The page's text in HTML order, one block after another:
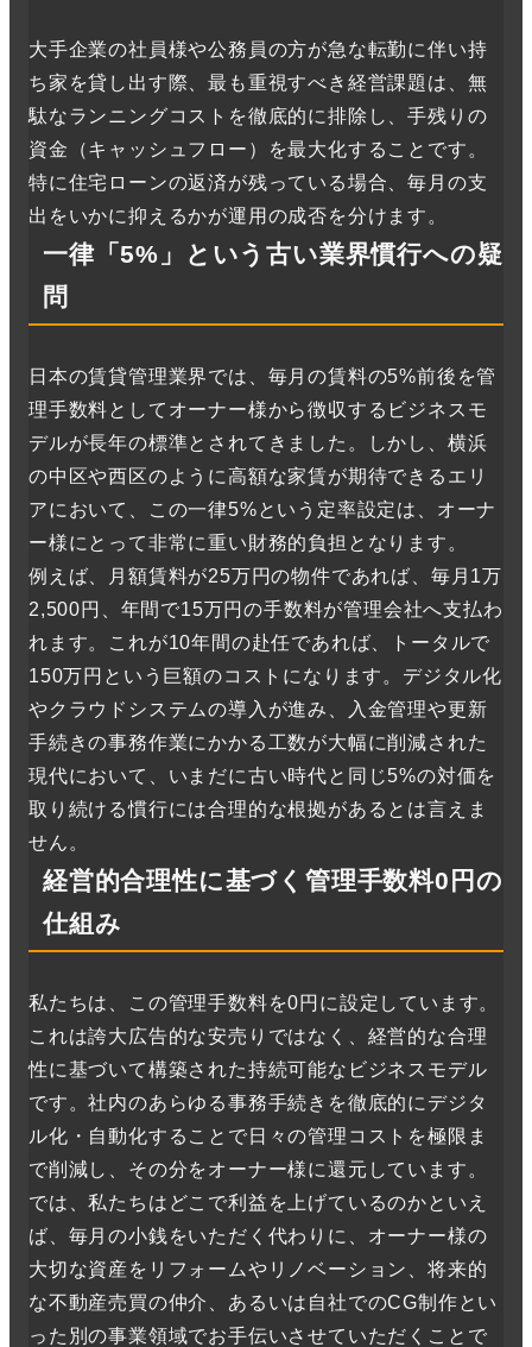
大手企業の社員様や公務員の方が急な転勤に伴い持
ち家を貸し出す際、最も重視すべき経営課題は、無
駄なランニングコストを徹底的に排除し、手残りの
資金（キャッシュフロー）を最大化することです。
特に住宅ローンの返済が残っている場合、毎月の支
出をいかに抑えるかが運用の成否を分けます。
一律「5%」という古い業界慣行への疑
問
日本の賃貸管理業界では、毎月の賃料の5%前後を管
理手数料としてオーナー様から徴収するビジネスモ
デルが長年の標準とされてきました。しかし、横浜
の中区や西区のように高額な家賃が期待できるエリ
アにおいて、この一律5%という定率設定は、オーナ
ー様にとって非常に重い財務的負担となります。
例えば、月額賃料が25万円の物件であれば、毎月1万
2,500円、年間で15万円の手数料が管理会社へ支払わ
れます。これが10年間の赴任であれば、トータルで
150万円という巨額のコストになります。デジタル化
やクラウドシステムの導入が進み、入金管理や更新
手続きの事務作業にかかる工数が大幅に削減された
現代において、いまだに古い時代と同じ5%の対価を
取り続ける慣行には合理的な根拠があるとは言えま
せん。
経営的合理性に基づく管理手数料0円の
仕組み
私たちは、この管理手数料を0円に設定しています。
これは誇大広告的な安売りではなく、経営的な合理
性に基づいて構築された持続可能なビジネスモデル
です。社内のあらゆる事務手続きを徹底的にデジタ
ル化・自動化することで日々の管理コストを極限ま
で削減し、その分をオーナー様に還元しています。
では、私たちはどこで利益を上げているのかといえ
ば、毎月の小銭をいただく代わりに、オーナー様の
大切な資産をリフォームやリノベーション、将来的
な不動産売買の仲介、あるいは自社でのCG制作とい
った別の事業領域でお手伝いさせていただくことで